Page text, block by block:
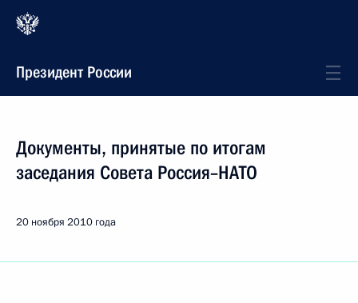
Президент России
Документы, принятые по итогам
заседания Совета Россия–НАТО
20 ноября 2010 года